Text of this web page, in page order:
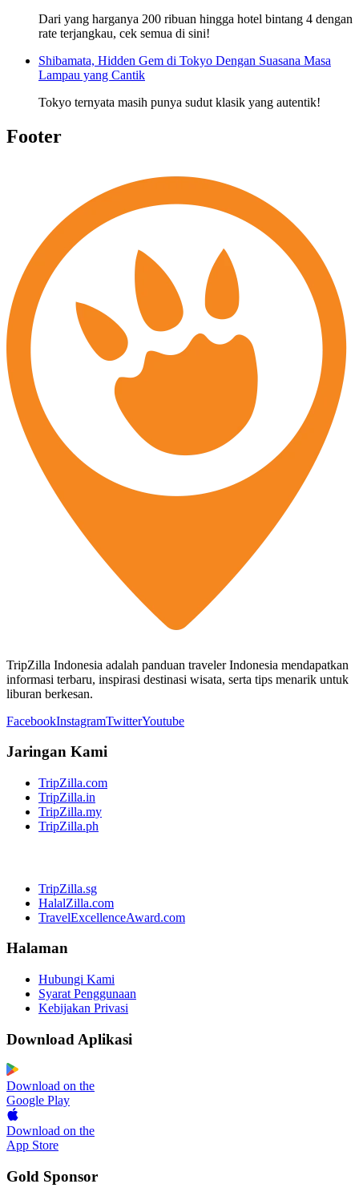
Dari yang harganya 200 ribuan hingga hotel bintang 4 dengan
rate terjangkau, cek semua di sini!
Shibamata, Hidden Gem di Tokyo Dengan Suasana Masa
Lampau yang Cantik
Tokyo ternyata masih punya sudut klasik yang autentik!
Footer
TripZilla Indonesia adalah panduan traveler Indonesia mendapatkan
informasi terbaru, inspirasi destinasi wisata, serta tips menarik untuk
liburan berkesan.
FacebookInstagramTwitterYoutube
Jaringan Kami
TripZilla.com
TripZilla.in
TripZilla.my
TripZilla.ph
TripZilla.sg
HalalZilla.com
TravelExcellenceAward.com
Halaman
Hubungi Kami
Syarat Penggunaan
Kebijakan Privasi
Download Aplikasi
Download on the
Google Play
Download on the
App Store
Gold Sponsor